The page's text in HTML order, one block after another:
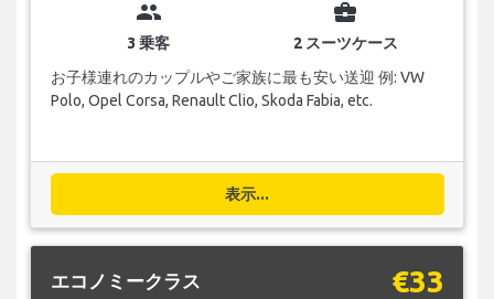
group
3 乗客
business_center
2 スーツケース
お子様連れのカップルやご家族に最も安い送迎 例: VW
Polo, Opel Corsa, Renault Clio, Skoda Fabia, etc.
表示...
エコノミークラス €33